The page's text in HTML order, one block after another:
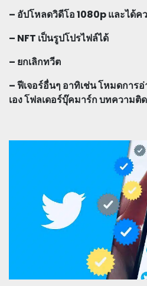
– อัปโหลดวิดีโอ 1080p และได้ค
– NFT เป็นรูปโปรไฟล์ได้
– ยกเลิกทวีต
– ฟีเจอร์อื่นๆ อาทิเช่น โหมดการ
เอง โฟลเดอร์บุ๊คมาร์ก บทความติ